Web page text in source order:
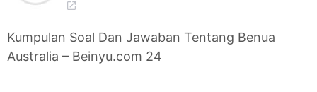
Kumpulan Soal Dan Jawaban Tentang Benua
Australia – Beinyu.com 24